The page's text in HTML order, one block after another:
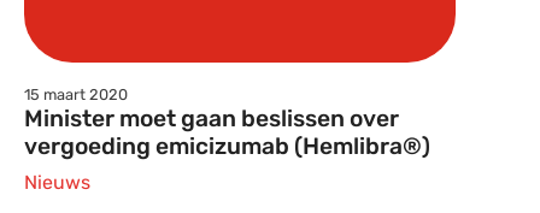
15 maart 2020
Minister moet gaan beslissen over
vergoeding emicizumab (Hemlibra®)
Nieuws